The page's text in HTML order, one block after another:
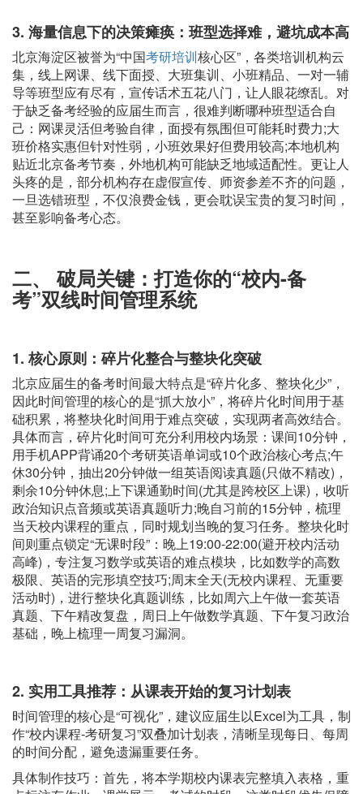
3. 海量信息下的决策瘫痪：班型选择难，避坑成本高
北京海淀区被誉为“中国考研培训核心区”，各类培训机构云
集，线上网课、线下面授、大班集训、小班精品、一对一辅
导等班型应有尽有，宣传话术五花八门，让人眼花缭乱。对
于缺乏备考经验的应届生而言，很难判断哪种班型适合自
己：网课灵活但考验自律，面授有氛围但可能耗时费力;大
班价格实惠但针对性弱，小班效果好但费用较高;本地机构
贴近北京备考节奏，外地机构可能缺乏地域适配性。更让人
头疼的是，部分机构存在虚假宣传、师资参差不齐的问题，
一旦选错班型，不仅浪费金钱，更会耽误宝贵的复习时间，
甚至影响备考心态。
二、 破局关键：打造你的“校内-备
考”双线时间管理系统
1. 核心原则：碎片化整合与整块化突破
北京应届生的备考时间最大特点是“碎片化多、整块化少”，
因此时间管理的核心的是“抓大放小”，将碎片化时间用于基
础积累，将整块化时间用于难点突破，实现两者高效结合。
具体而言，碎片化时间可充分利用校内场景：课间10分钟，
用手机APP背诵20个考研英语单词或10个政治核心考点;午
休30分钟，抽出20分钟做一组英语阅读真题(只做不精改)，
剩余10分钟休息;上下课通勤时间(尤其是跨校区上课)，收听
政治知识点音频或英语真题听力;晚自习前的15分钟，梳理
当天校内课程的重点，同时规划当晚的复习任务。整块化时
间则重点锁定“无课时段”：晚上19:00-22:00(避开校内活动
高峰)，专注复习数学或英语的难点模块，比如数学的高数
极限、英语的完形填空技巧;周末全天(无校内课程、无重要
活动时)，进行整块化真题训练，比如周六上午做一套英语
真题、下午精改复盘，周日上午做数学真题、下午复习政治
基础，晚上梳理一周复习漏洞。
2. 实用工具推荐：从课表开始的复习计划表
时间管理的核心是“可视化”，建议应届生以Excel为工具，制
作“校内课程-考研复习”双叠加计划表，清晰呈现每日、每周
的时间分配，避免遗漏重要任务。
具体制作技巧：首先，将本学期校内课表完整填入表格，重